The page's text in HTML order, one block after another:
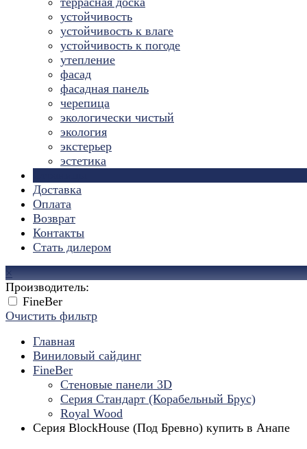
устойчивость
устойчивость к влаге
устойчивость к погоде
утепление
фасад
фасадная панель
черепица
экологически чистый
экология
экстерьер
эстетика
Доставка
Оплата
Возврат
Контакты
Стать дилером
×
Производитель:
FineBer
Очистить фильтр
Главная
Виниловый сайдинг
FineBer
Стеновые панели 3D
Серия Стандарт (Корабельный Брус)
Royal Wood
Серия BlockHouse (Под Бревно) купить в Анапе